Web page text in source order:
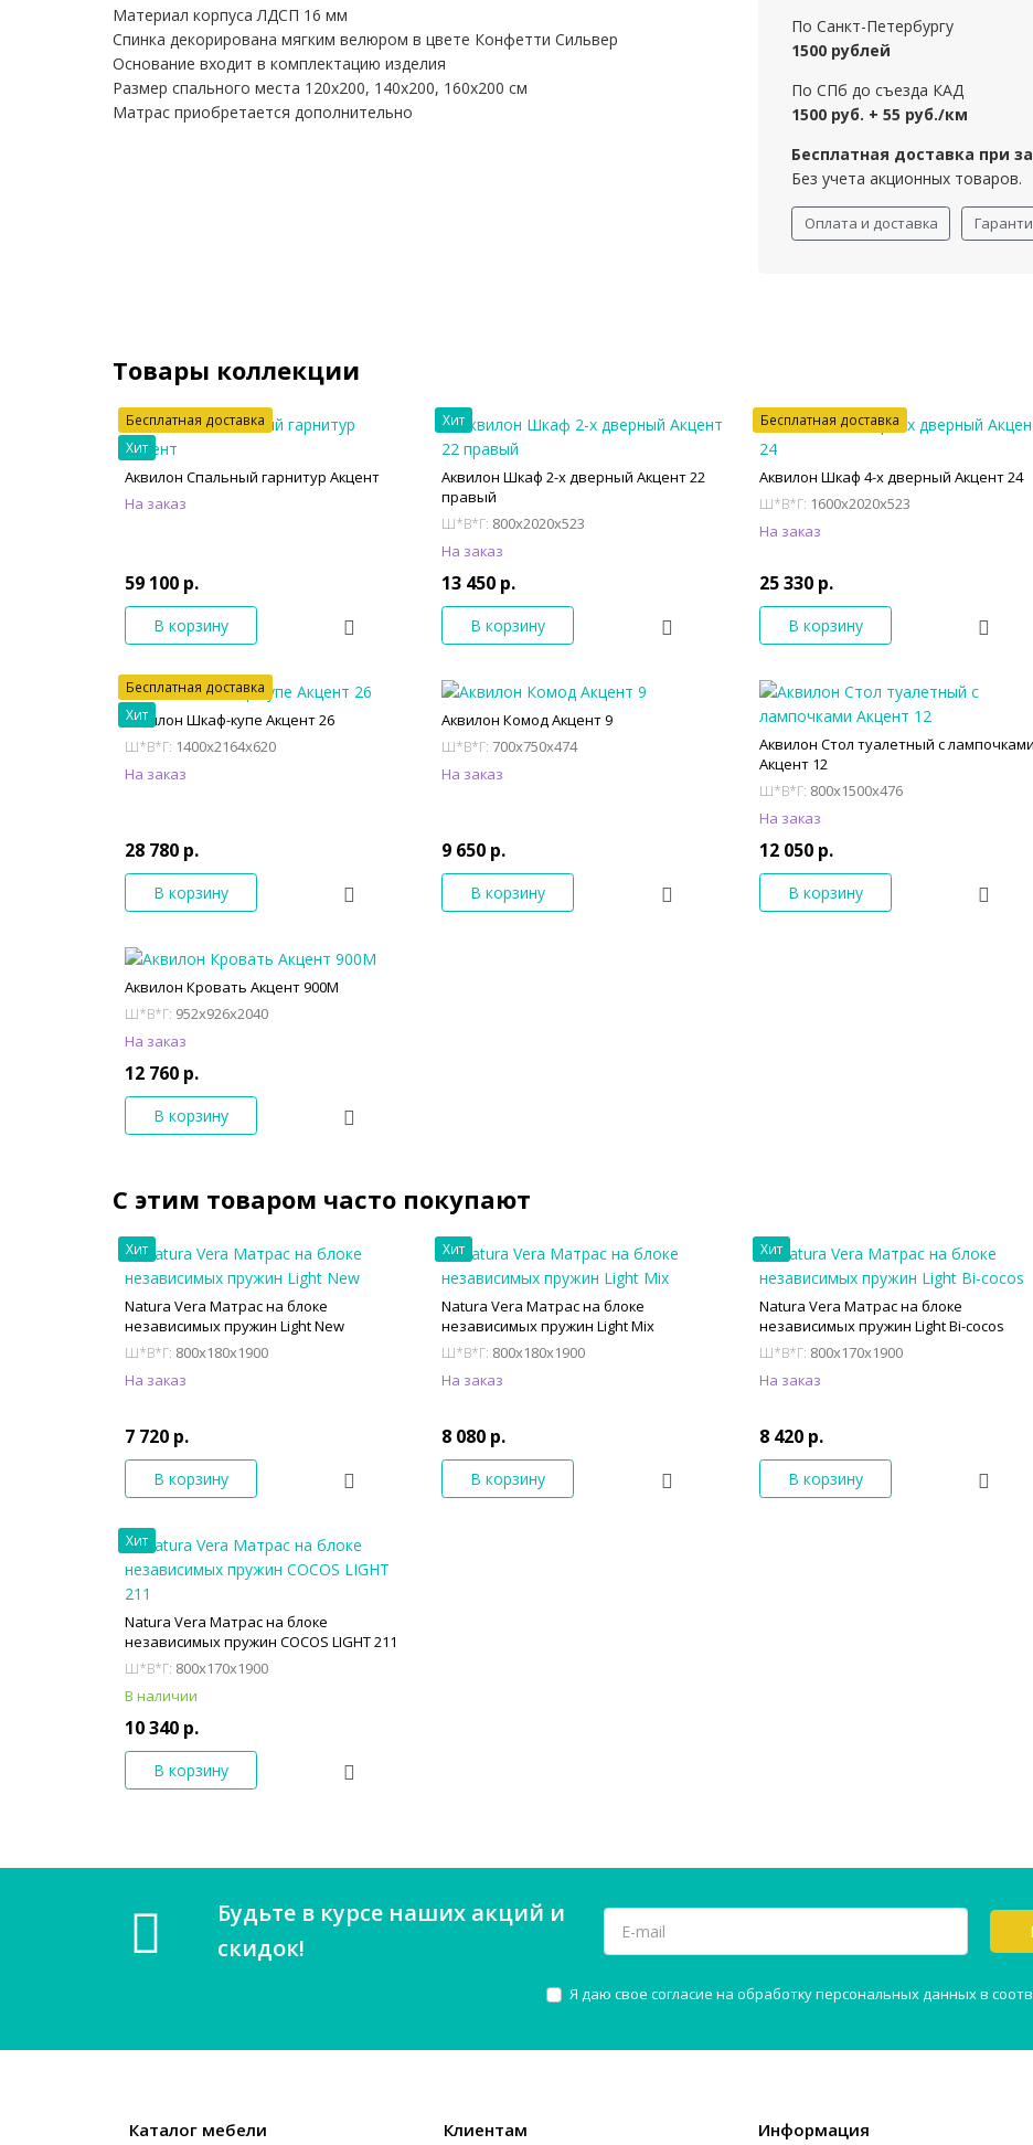
Материал корпуса ЛДСП 16 мм
Спинка декорирована мягким велюром в цвете Конфетти Сильвер
Основание входит в комплектацию изделия
Размер спального места 120х200, 140х200, 160х200 см
Матрас приобретается дополнительно
По Санкт-Петербургу
1500 рублей
По СПб до съезда КАД
1500 руб. + 55 руб./км
Бесплатная доставка при
Без учета акционных товаров.
Оплата и доставка
Товары коллекции
Хит
Бесплатная доставка
Аквилон Спальный гарнитур Акцент
На заказ
59 100 р.
В корзину
Хит
Аквилон Шкаф 2-х дверный Акцент 22
правый
Ш*В*Г: 800x2020x523
На заказ
13 450 р.
В корзину
Бесплатная доставка
Аквилон Шкаф 4-х дверный Акцент 24
Ш*В*Г: 1600x2020x523
На заказ
25 330 р.
В корзину
Хит
Бесплатная доставка
Аквилон Шкаф-купе Акцент 26
Ш*В*Г: 1400x2164x620
На заказ
28 780 р.
В корзину
Аквилон Комод Акцент 9
Ш*В*Г: 700x750x474
На заказ
9 650 р.
В корзину
Аквилон Стол туалетный с лампочками
Акцент 12
Ш*В*Г: 800x1500x476
На заказ
12 050 р.
В корзину
Аквилон Кровать Акцент 900М
Ш*В*Г: 952x926x2040
На заказ
12 760 р.
В корзину
С этим товаром часто покупают
Хит
Natura Vera Матрас на блоке
независимых пружин Light New
Ш*В*Г: 800x180x1900
На заказ
7 720 р.
В корзину
Хит
Natura Vera Матрас на блоке
независимых пружин Light Mix
Ш*В*Г: 800x180x1900
На заказ
8 080 р.
В корзину
Хит
Natura Vera Матрас на блоке
независимых пружин Light Bi-cocos
Ш*В*Г: 800x170x1900
На заказ
8 420 р.
В корзину
Хит
Natura Vera Матрас на блоке
независимых пружин COCOS LIGHT 211
Ш*В*Г: 800x170x1900
В наличии
10 340 р.
В корзину
Будьте в курсе наших акций и
скидок!
Я даю свое согласие на обработку персональных данных в
Каталог мебели Клиентам Информация